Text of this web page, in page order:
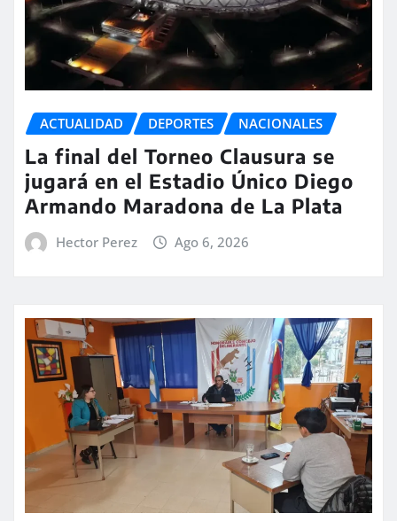
ACTUALIDAD DEPORTES NACIONALES
La final del Torneo Clausura se
jugará en el Estadio Único Diego
Armando Maradona de La Plata
Hector Perez Ago 6, 2026